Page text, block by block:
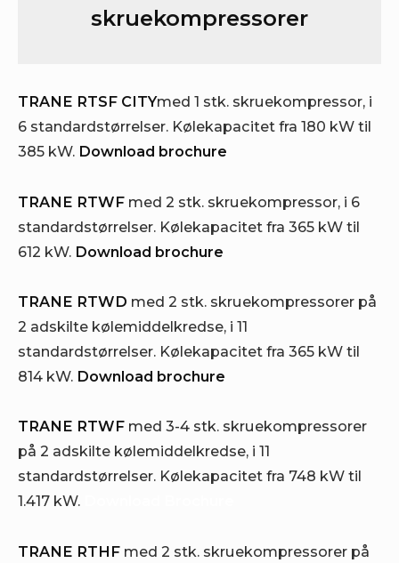
skruekompressorer
TRANE RTSF CITYmed 1 stk. skruekompressor, i
6 standardstørrelser. Kølekapacitet fra 180 kW til
385 kW. Download brochure
TRANE RTWF med 2 stk. skruekompressor, i 6
standardstørrelser. Kølekapacitet fra 365 kW til
612 kW. Download brochure
TRANE RTWD med 2 stk. skruekompressorer på
2 adskilte kølemiddelkredse, i 11
standardstørrelser. Kølekapacitet fra 365 kW til
814 kW. Download brochure
TRANE RTWF med 3-4 stk. skruekompressorer
på 2 adskilte kølemiddelkredse, i 11
standardstørrelser. Kølekapacitet fra 748 kW til
1.417 kW.
TRANE RTHF med 2 stk. skruekompressorer på